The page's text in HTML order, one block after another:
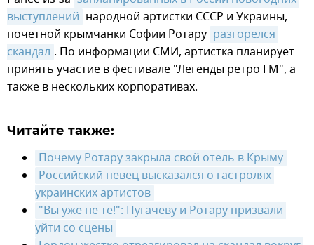
выступлений народной артистки СССР и Украины,
почетной крымчанки Софии Ротару разгорелся
скандал . По информации СМИ, артистка планирует
принять участие в фестивале "Легенды ретро FM", а
также в нескольких корпоративах.
Читайте также:
Почему Ротару закрыла свой отель в Крыму
Российский певец высказался о гастролях
украинских артистов
"Вы уже не те!": Пугачеву и Ротару призвали
уйти со сцены